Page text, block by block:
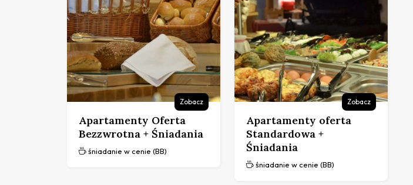
Apartamenty Oferta
Bezzwrotna + Śniadania
śniadanie w cenie (BB)
Zobacz
Apartamenty oferta
Standardowa +
Śniadania
śniadanie w cenie (BB)
Zobacz